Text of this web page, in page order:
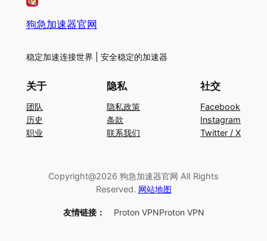
狗急加速器官网
稳定加速连接世界 | 安全稳定的加速器
关于
团队
历史
职业
隐私
隐私政策
条款
联系我们
社交
Facebook
Instagram
Twitter / X
Copyright@2026 狗急加速器官网 AlI Rights
Reserved. 网站地图
友情链接： Proton VPNProton VPN